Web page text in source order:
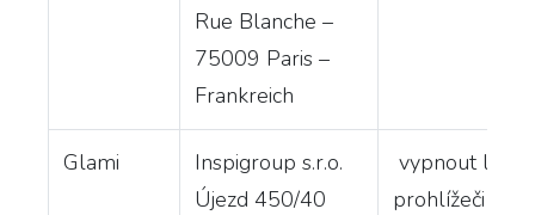
Rue Blanche –
75009 Paris –
Frankreich
Glami
Inspigroup s.r.o.
Újezd 450/40
vypnout lze
prohlížeči